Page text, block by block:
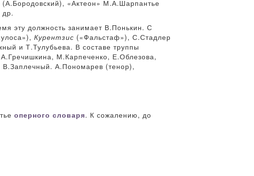
«Актеон» М.А.Шарпантье
эту должность занимает В.Понькин. С
Курентзис («Фальстаф»), С.Стадлер
и Т.Тулубьева. В составе труппы
М.Карпеченко, Е.Облезова,
А.Пономарев (тенор),
оперного словаря. К сожалению, до